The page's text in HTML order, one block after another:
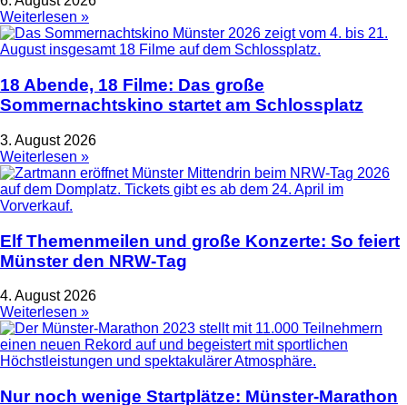
Weiterlesen »
18 Abende, 18 Filme: Das große
Sommernachtskino startet am Schlossplatz
3. August 2026
Weiterlesen »
Elf Themenmeilen und große Konzerte: So feiert
Münster den NRW-Tag
4. August 2026
Weiterlesen »
Nur noch wenige Startplätze: Münster-Marathon